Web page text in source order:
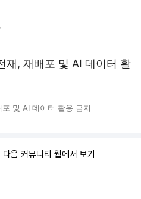
, 재배포 및 AI 데이터 활
및 AI 데이터 활용 금지
음 커뮤니티 웹에서 보기